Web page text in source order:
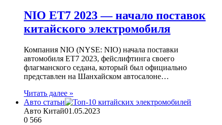
NIO ET7 2023 — начало поставок
китайского электромобиля
Компания NIO (NYSE: NIO) начала поставки
автомобиля ET7 2023, фейслифтинга своего
флагманского седана, который был официально
представлен на Шанхайском автосалоне…
Читать далее »
Авто статьи
Авто Китай01.05.2023
0 566